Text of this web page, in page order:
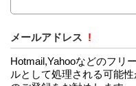
メールアドレス !
Hotmail,Yahooなどのフリ
ルとして処理される可能